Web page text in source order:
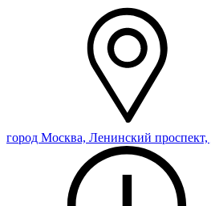
город Москва, Ленинский проспект,